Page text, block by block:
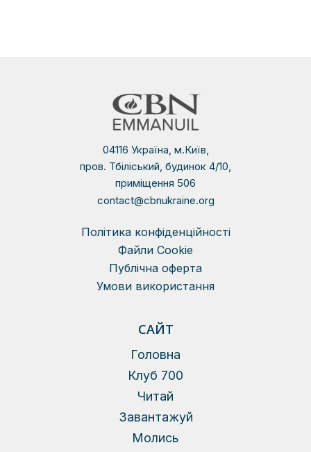
04116 Україна, м.Київ,
пров. Тбіліський, будинок 4/10,
приміщення 506
contact@cbnukraine.org
Політика конфіденційності
Файли Сookie
Публічна оферта
Умови використання
САЙТ
Головна
Клуб 700
Читай
Завантажуй
Молись